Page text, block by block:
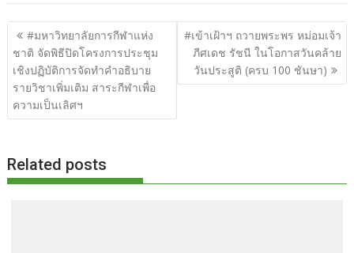
b
o
o
k
er di
t
g
er
bl
r
e
st
y
Li
n
e
แนะแนว
เรื่อง
#มหาวิทยาลัยการกีฬาแห่ง
ชาติ จัดพิธีปิดโครงการประชุม
เชิงปฏิบัติการจัดทำคำอธิบาย
รายวิชาเพิ่มเติม สาระกีฬาเพื่อ
ความเป็นเลิศฯ
#เข้าเฝ้าฯ ถวายพระพร หม่อมเจ้า
ภีศเดช รัชนี ในโอกาสวันคล้าย
วันประสูติ (ครบ 100 ชันษา)
Related posts